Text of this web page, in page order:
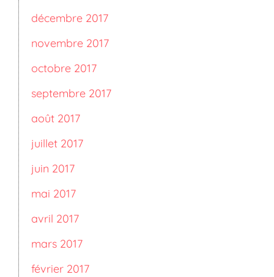
décembre 2017
novembre 2017
octobre 2017
septembre 2017
août 2017
juillet 2017
juin 2017
mai 2017
avril 2017
mars 2017
février 2017